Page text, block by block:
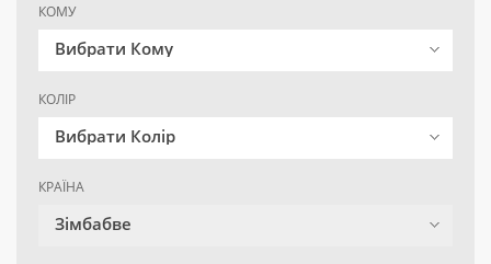
КОМУ
Вибрати Кому
КОЛІР
Вибрати Колір
КРАЇНА
Зімбабве